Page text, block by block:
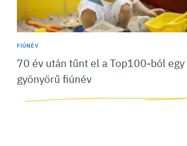
FIÚNÉV
70 év után tűnt el a Top100-ból egy
gyönyörű fiúnév